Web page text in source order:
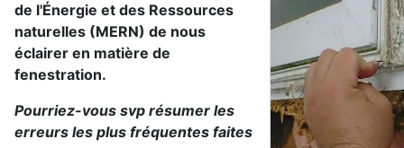
de l'Énergie et des Ressources
naturelles (MERN) de nous
éclairer en matière de
fenestration.
Pourriez-vous svp résumer les
erreurs les plus fréquentes faites